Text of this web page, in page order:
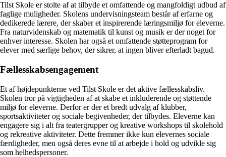
Tilst Skole er stolte af at tilbyde et omfattende og mangfoldigt udbud af
faglige muligheder. Skolens undervisningsteam består af erfarne og
dedikerede lærere, der skaber et inspirerende læringsmiljø for eleverne.
Fra naturvidenskab og matematik til kunst og musik er der noget for
enhver interesse. Skolen har også et omfattende støtteprogram for
elever med særlige behov, der sikrer, at ingen bliver efterladt bagud.
Fællesskabsengagement
Et af højdepunkterne ved Tilst Skole er det aktive fællesskabsliv.
Skolen tror på vigtigheden af at skabe et inkluderende og støttende
miljø for eleverne. Derfor er der et bredt udvalg af klubber,
sportsaktiviteter og sociale begivenheder, der tilbydes. Eleverne kan
engagere sig i alt fra teatergrupper og kreative workshops til skolehold
og rekreative aktiviteter. Dette fremmer ikke kun elevernes sociale
færdigheder, men også deres evne til at arbejde i hold og udvikle sig
som helhedspersoner.